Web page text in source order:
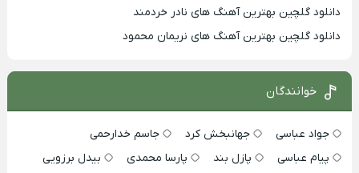
دانلود گلچین بهترین آهنگ های نادر خردمند
دانلود گلچین بهترین آهنگ های نریمان محمود
خوانندگان
جواد عباسی جهانبخش کرد
جاسم خدارحمی
پیام عباسی
پازل بند پارسا محمدی
بیدل برزویی